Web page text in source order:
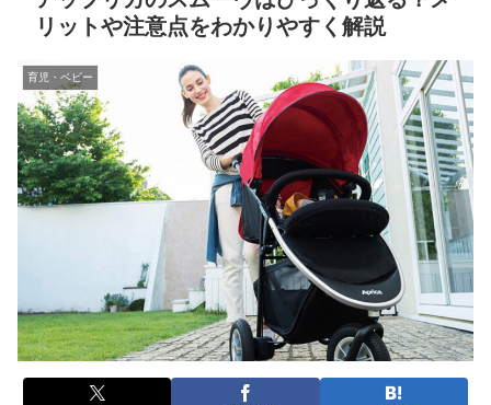
リットや注意点をわかりやすく解説
育児・ベビー